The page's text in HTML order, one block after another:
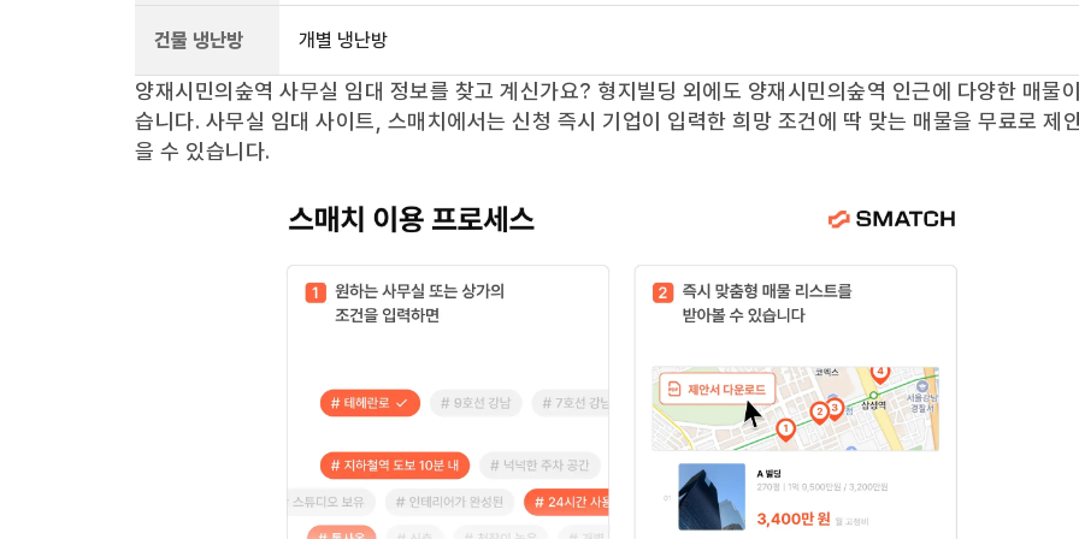
건물 냉난방 개별 냉난방
양재시민의숲역 사무실 임대 정보를 찾고 계신가요? 형지빌딩 외에도 양재시민의숲역 인근에 다양한 매물
습니다. 사무실 임대 사이트, 스매치에서는 신청 즉시 기업이 입력한 희망 조건에 딱 맞는 매물을 무료로 제
을 수 있습니다.